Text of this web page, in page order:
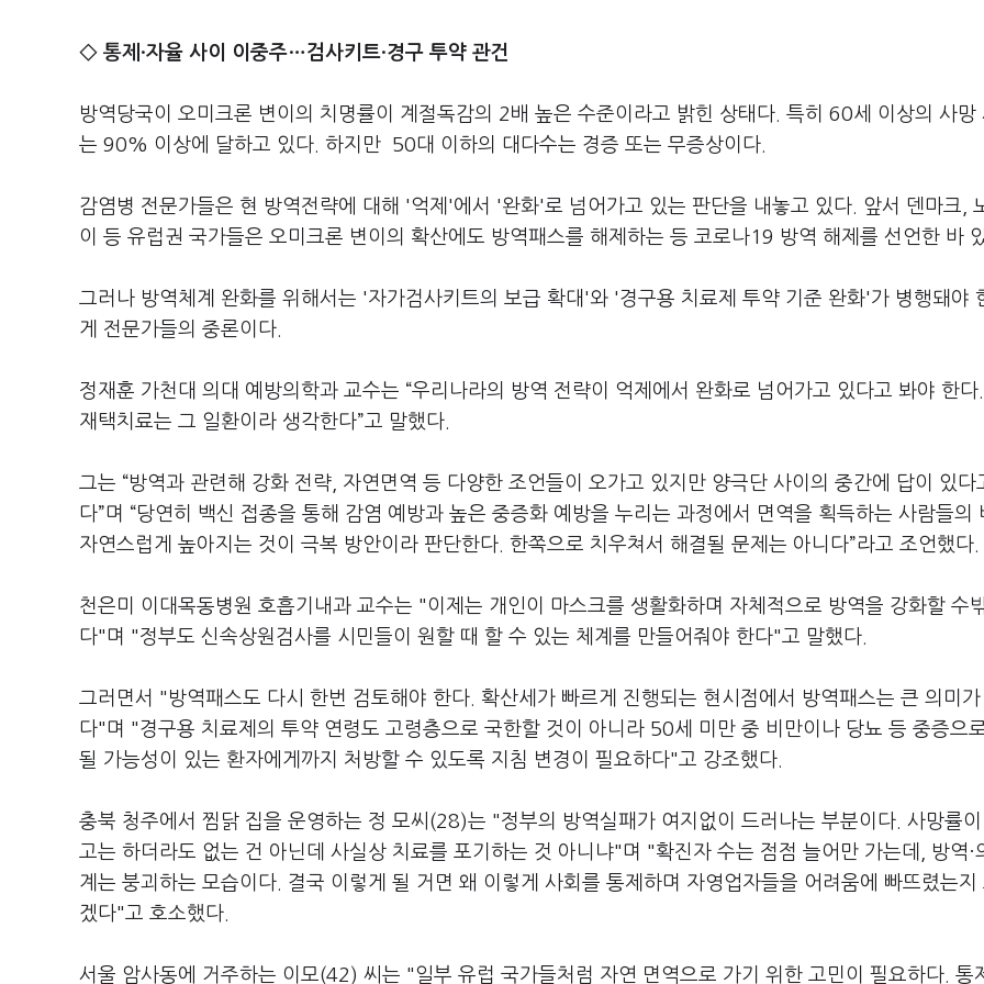
◇ 통제·자율 사이 이중주…검사키트·경구 투약 관건
방역당국이 오미크론 변이의 치명률이 계절독감의 2배 높은 수준이라고 밝힌 상태다. 특히 60세 이상의 사망
는 90% 이상에 달하고 있다. 하지만 50대 이하의 대다수는 경증 또는 무증상이다.
감염병 전문가들은 현 방역전략에 대해 '억제'에서 '완화'로 넘어가고 있는 판단을 내놓고 있다. 앞서 덴마크,
이 등 유럽권 국가들은 오미크론 변이의 확산에도 방역패스를 해제하는 등 코로나19 방역 해제를 선언한 바
그러나 방역체계 완화를 위해서는 '자가검사키트의 보급 확대'와 '경구용 치료제 투약 기준 완화'가 병행돼야
게 전문가들의 중론이다.
정재훈 가천대 의대 예방의학과 교수는 “우리나라의 방역 전략이 억제에서 완화로 넘어가고 있다고 봐야 한다
재택치료는 그 일환이라 생각한다”고 말했다.
그는 “방역과 관련해 강화 전략, 자연면역 등 다양한 조언들이 오가고 있지만 양극단 사이의 중간에 답이 있다
다”며 “당연히 백신 접종을 통해 감염 예방과 높은 중증화 예방을 누리는 과정에서 면역을 획득하는 사람들의
자연스럽게 높아지는 것이 극복 방안이라 판단한다. 한쪽으로 치우쳐서 해결될 문제는 아니다”라고 조언했다.
천은미 이대목동병원 호흡기내과 교수는 "이제는 개인이 마스크를 생활화하며 자체적으로 방역을 강화할 수
다"며 "정부도 신속상원검사를 시민들이 원할 때 할 수 있는 체계를 만들어줘야 한다"고 말했다.
그러면서 "방역패스도 다시 한번 검토해야 한다. 확산세가 빠르게 진행되는 현시점에서 방역패스는 큰 의미가
다"며 "경구용 치료제의 투약 연령도 고령층으로 국한할 것이 아니라 50세 미만 중 비만이나 당뇨 등 중증으
될 가능성이 있는 환자에게까지 처방할 수 있도록 지침 변경이 필요하다"고 강조했다.
충북 청주에서 찜닭 집을 운영하는 정 모씨(28)는 "정부의 방역실패가 여지없이 드러나는 부분이다. 사망률
고는 하더라도 없는 건 아닌데 사실상 치료를 포기하는 것 아니냐"며 "확진자 수는 점점 늘어만 가는데, 방역·
계는 붕괴하는 모습이다. 결국 이렇게 될 거면 왜 이렇게 사회를 통제하며 자영업자들을 어려움에 빠뜨렸는지
겠다"고 호소했다.
서울 암사동에 거주하는 이모(42) 씨는 "일부 유럽 국가들처럼 자연 면역으로 가기 위한 고민이 필요하다. 통